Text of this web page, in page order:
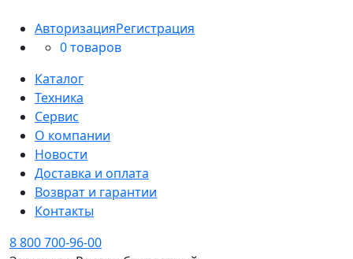
АвторизацияРегистрация
0 товаров
Каталог
Техника
Сервис
О компании
Новости
Доставка и оплата
Возврат и гарантии
Контакты
8 800 700-96-00